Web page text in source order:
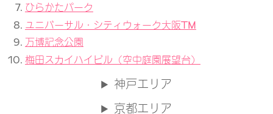
ひらかたパーク
ユニバーサル・シティウォーク大阪TM
万博記念公園
梅田スカイハイビル（空中庭園展望台）
神戸エリア
京都エリア